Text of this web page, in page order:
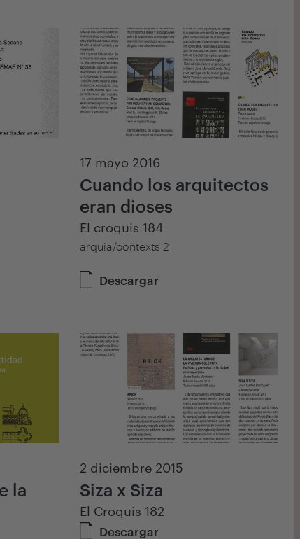
17 mayo 2016
Cuando los arquitectos
eran dioses
El croquis 184
arquia/contexts 2
Descargar
la
2 diciembre 2015
Siza x Siza
El Croquis 182
Descargar